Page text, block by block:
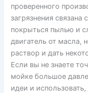
проверенного
загрязнения
покрыться пылью и
двигатель от
раствор и дать
Если вы не знаете
мойке большое
идеи и